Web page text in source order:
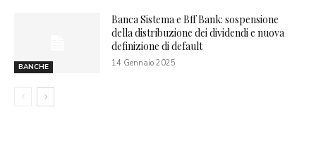
BANCHE
Banca Sistema e Bff Bank: sospensione
della distribuzione dei dividendi e nuova
definizione di default
14 Gennaio 2025